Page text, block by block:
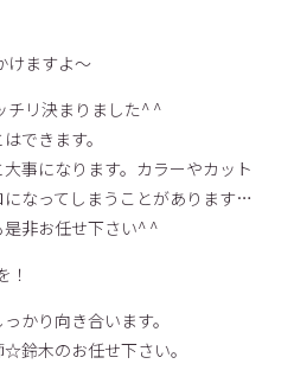
けますよ～
チリ決まりました^ ^
できます。
事になります。カラーやカット
なってしまうことがあります…
非お任せ下さい^ ^
！
かり向き合います。
鈴木のお任せ下さい。